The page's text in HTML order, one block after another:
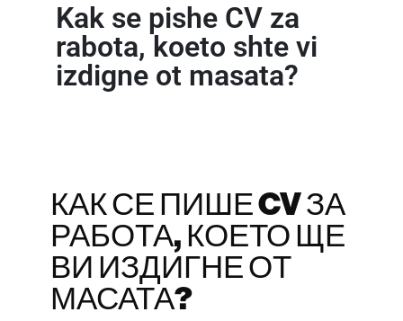
Kak se pishе CV za
rabota, koeto shte vi
izdigne ot masata?
КАК СЕ ПИШЕ CV ЗА
РАБОТА, КОЕТО ЩЕ
ВИ ИЗДИГНЕ ОТ
МАСАТА?